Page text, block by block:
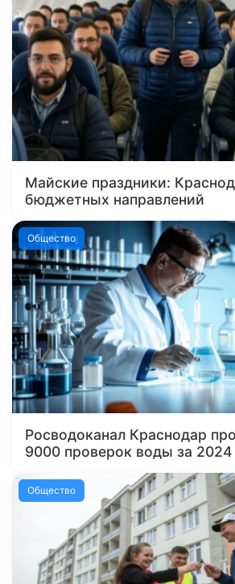
Майские праздники:
бюджетных направлений
Общество
Росводоканал Краснодар
9000 проверок воды за 2024
Общество